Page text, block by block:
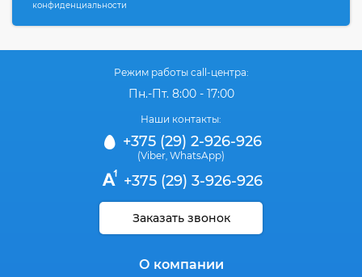
конфиденциальности
Режим работы call-центра:
Пн.-Пт. 8:00 - 17:00
Наши контакты:
+375 (29) 2-926-926
(Viber WhatsApp)
+375 (29) 3-926-926
Заказать звонок
О компании